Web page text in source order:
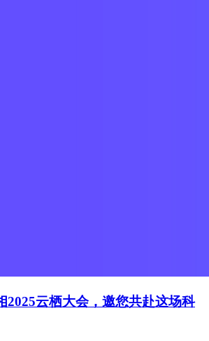
2025云栖大会，邀您共赴这场科